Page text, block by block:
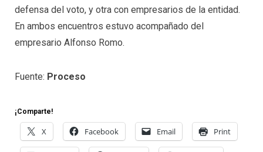
defensa del voto, y otra con empresarios de la entidad.
En ambos encuentros estuvo acompañado del
empresario Alfonso Romo.
Fuente: Proceso
¡Comparte!
X Facebook Email Print